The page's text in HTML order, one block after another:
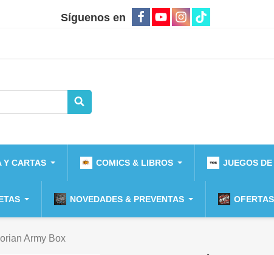
Síguenos en
Y CARTAS COMICS & LIBROS JUEGOS
NOVEDADES & PREVENTAS
Army Box